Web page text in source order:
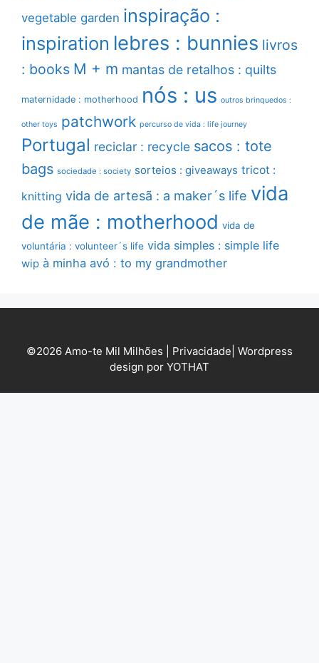
vegetable garden inspiração :
inspiration lebres : bunnies livros
: books M + m mantas de retalhos : quilts
maternidade : motherhood nós : us outros brinquedos :
other toys patchwork percurso de vida : life journey
Portugal reciclar : recycle sacos : tote
bags sociedade : society sorteios : giveaways tricot :
knitting vida de artesã : a maker´s life vida
de mãe : motherhood vida de
voluntária : volunteer´s life vida simples : simple life
wip à minha avó : to my grandmother
©2026 Amo-te Mil Milhões | Privacidade Wordpress
design por YOTHAT